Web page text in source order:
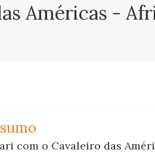
Américas -
com o Cavaleiro das